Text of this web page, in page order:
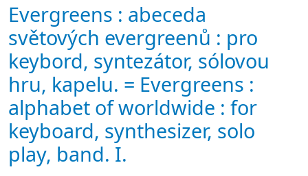
Evergreens : abeceda
světových evergreenů : pro
keybord, syntezátor, sólovou
hru, kapelu. = Evergreens :
alphabet of worldwide : for
keyboard, synthesizer, solo
play, band. I.